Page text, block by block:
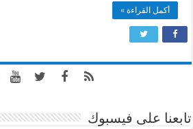
مكين
مغلقة
أكمل القراءة »
تابعنا على فيسبوك